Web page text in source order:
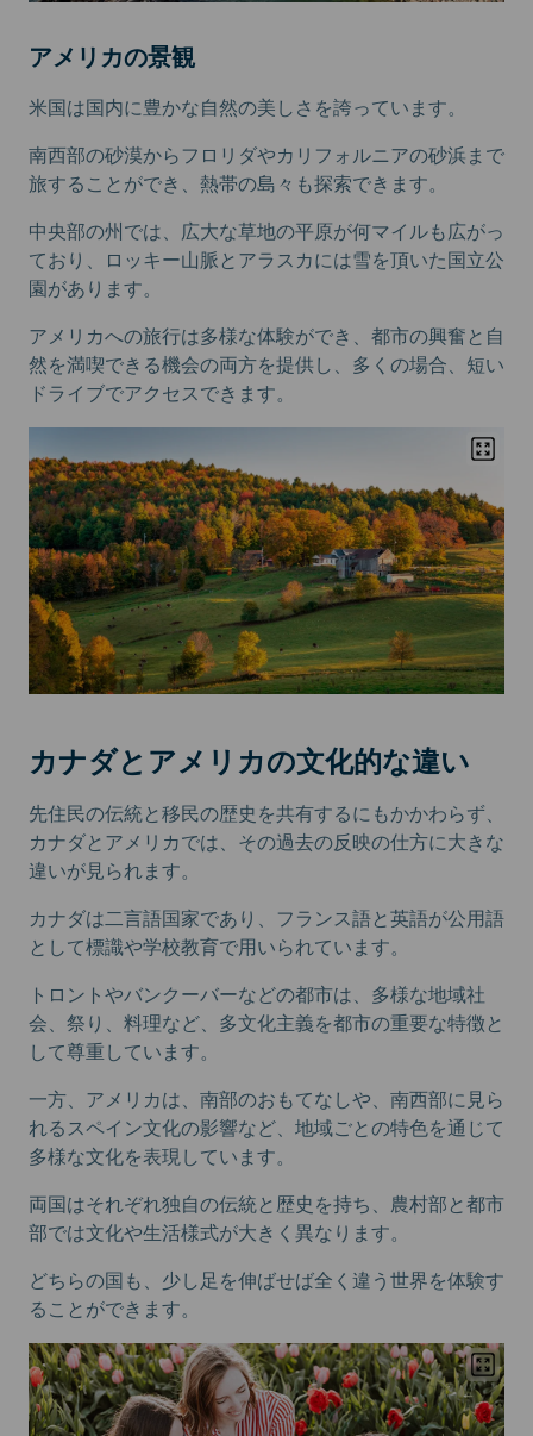
アメリカの景観
米国は国内に豊かな自然の美しさを誇っています。
南西部の砂漠からフロリダやカリフォルニアの砂浜まで
旅することができ、熱帯の島々も探索できます。
中央部の州では、広大な草地の平原が何マイルも広がっ
ており、ロッキー山脈とアラスカには雪を頂いた国立公
園があります。
アメリカへの旅行は多様な体験ができ、都市の興奮と自
然を満喫できる機会の両方を提供し、多くの場合、短い
ドライブでアクセスできます。
カナダとアメリカの文化的な違い
先住民の伝統と移民の歴史を共有するにもかかわらず、
カナダとアメリカでは、その過去の反映の仕方に大きな
違いが見られます。
カナダは二言語国家であり、フランス語と英語が公用語
として標識や学校教育で用いられています。
トロントやバンクーバーなどの都市は、多様な地域社
会、祭り、料理など、多文化主義を都市の重要な特徴と
して尊重しています。
一方、アメリカは、南部のおもてなしや、南西部に見ら
れるスペイン文化の影響など、地域ごとの特色を通じて
多様な文化を表現しています。
両国はそれぞれ独自の伝統と歴史を持ち、農村部と都市
部では文化や生活様式が大きく異なります。
どちらの国も、少し足を伸ばせば全く違う世界を体験す
ることができます。